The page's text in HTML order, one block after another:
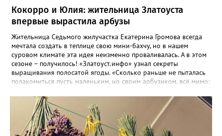
Кокорро и Юлия: жительница Златоуста
впервые вырастила арбузы
Жительница Седьмого жилучастка Екатерина Громова всегда
мечтала создать в теплице свою мини-бахчу, но в нашем
суровом климате эта идея неизменно проваливалась. А в этом
сезоне – получилось! «Златоуст.инфо» узнал секреты
выращивания полосатой ягоды. «Сколько раньше не пыталась
полакомиться пусть маленьким, но своим арбузиком, всё мимо:
«Златоуст.инфо» садовод. – В этом году посадила сорт так
называемых северных арбузов – «Юлия», а также «Коккоро»
(он жёлтый и, говорят, очень сладкий). Вот уже первый на пару
кило вызрел. Чтобы не оборвал плеть, подвешиваю своих